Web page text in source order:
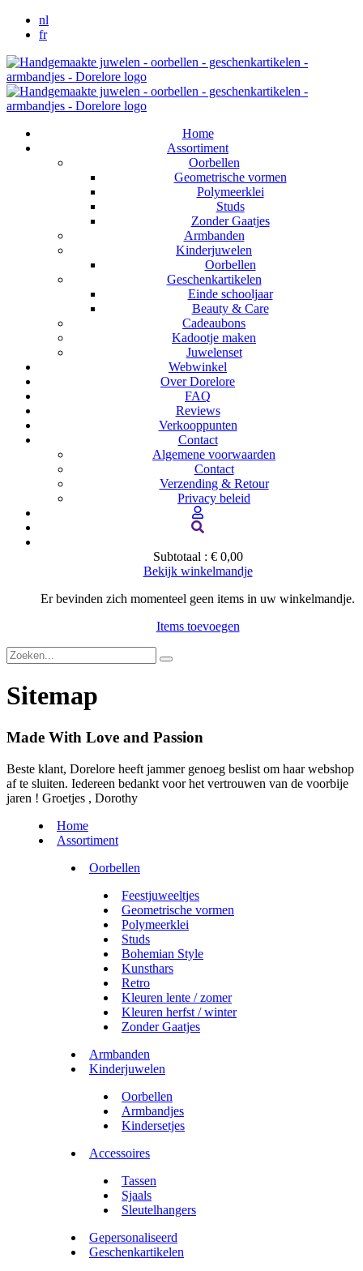
nl
fr
Home
Assortiment
Oorbellen
Geometrische vormen
Polymeerklei
Studs
Zonder Gaatjes
Armbanden
Kinderjuwelen
Oorbellen
Geschenkartikelen
Einde schooljaar
Beauty & Care
Cadeaubons
Kadootje maken
Juwelenset
Webwinkel
Over Dorelore
FAQ
Reviews
Verkooppunten
Contact
Algemene voorwaarden
Contact
Verzending & Retour
Privacy beleid
Subtotaal : € 0,00
Bekijk winkelmandje
Er bevinden zich momenteel geen items in uw winkelmandje.
Items toevoegen
Sitemap
Made With Love and Passion
Beste klant, Dorelore heeft jammer genoeg beslist om haar webshop
af te sluiten. Iedereen bedankt voor het vertrouwen van de voorbije
jaren ! Groetjes , Dorothy
Home
Assortiment
Oorbellen
Feestjuweeltjes
Geometrische vormen
Polymeerklei
Studs
Bohemian Style
Kunsthars
Retro
Kleuren lente / zomer
Kleuren herfst / winter
Zonder Gaatjes
Armbanden
Kinderjuwelen
Oorbellen
Armbandjes
Kindersetjes
Accessoires
Tassen
Sjaals
Sleutelhangers
Gepersonaliseerd
Geschenkartikelen